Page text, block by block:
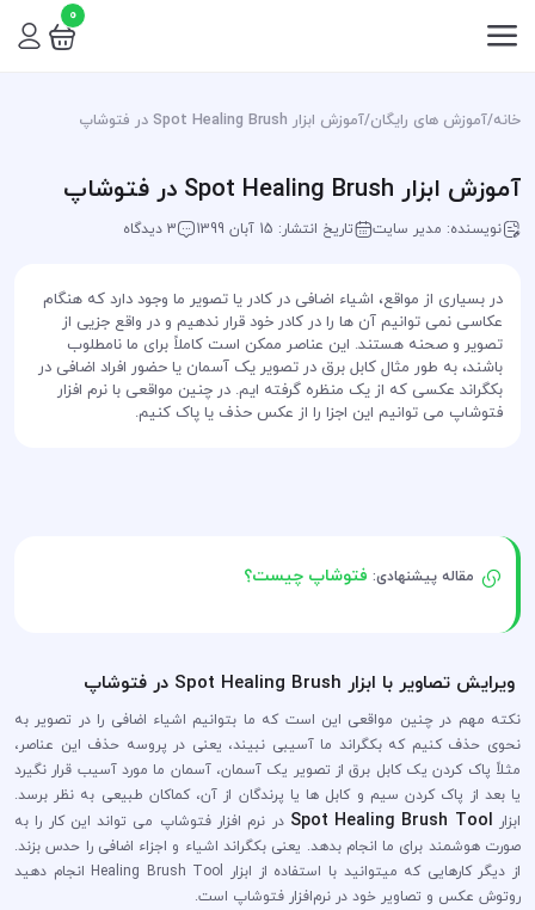
0
خانه/آموزش های رایگان/آموزش ابزار Spot Healing Brush در فتوشاپ
آموزش ابزار Spot Healing Brush در فتوشاپ
نویسنده: مدیر سایت تاریخ انتشار: 15 آبان 1399 3 دیدگاه
در بسیاری از مواقع، اشیاء اضافی در کادر یا تصویر ما وجود دارد که هنگام
عکاسی نمی توانیم آن ها را در کادر خود قرار ندهیم و در واقع جزیی از
تصویر و صحنه هستند. این عناصر ممکن است کاملاً برای ما نامطلوب
باشند، به طور مثال کابل برق در تصویر یک آسمان یا حضور افراد اضافی در
بکگراند عکسی که از یک منظره گرفته ایم. در چنین مواقعی با نرم افزار
فتوشاپ می توانیم این اجزا را از عکس حذف یا پاک کنیم.
مقاله پیشنهادی: فتوشاپ چیست؟
ویرایش تصاویر با ابزار Spot Healing Brush در فتوشاپ
نکته مهم در چنین مواقعی این است که ما بتوانیم اشیاء اضافی را در تصویر به
نحوی حذف کنیم که بکگراند ما آسیبی نبیند، یعنی در پروسه حذف این عناصر،
مثلاً پاک کردن یک کابل برق از تصویر یک آسمان، آسمان ما مورد آسیب قرار نگیرد
یا بعد از پاک کردن سیم و کابل ها یا پرندگان از آن، کماکان طبیعی به نظر برسد.
ابزار Spot Healing Brush Tool در نرم افزار فتوشاپ می تواند این کار را به
صورت هوشمند برای ما انجام بدهد. یعنی بکگراند اشیاء و اجزاء اضافی را حدس بزند.
از دیگر کارهایی که میتوانید با استفاده از ابزار Healing Brush Tool انجام دهید
روتوش عکس و تصاویر خود در نرم‌افزار فتوشاپ است.